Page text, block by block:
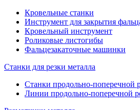
Кровельные станки
Инструмент для закрытия
Кровельный инструмент
Роликовые листогибы
Фальцезакаточные машинки
Станки для резки металла
Станки продольно-поперечной
Линии продольно-поперечной